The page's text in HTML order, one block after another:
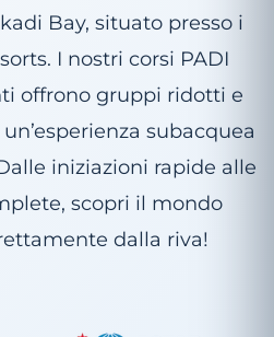
Bay, situato presso i
I nostri corsi PADI
offrono gruppi ridotti e
subacquea
iniziazioni rapide alle
scopri il mondo
dalla riva!